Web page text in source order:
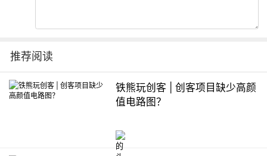
推荐阅读
铁熊玩创客 | 创客项目缺少高颜
值电路图？